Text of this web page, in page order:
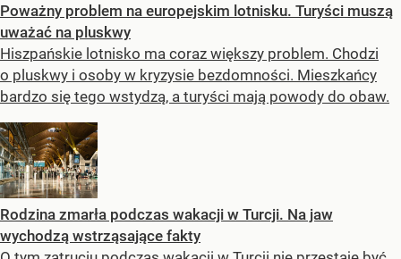
Poważny problem na europejskim lotnisku. Turyści muszą
uważać na pluskwy
Hiszpańskie lotnisko ma coraz większy problem. Chodzi
o pluskwy i osoby w kryzysie bezdomności. Mieszkańcy
bardzo się tego wstydzą, a turyści mają powody do obaw.
Rodzina zmarła podczas wakacji w Turcji. Na jaw
wychodzą wstrząsające fakty